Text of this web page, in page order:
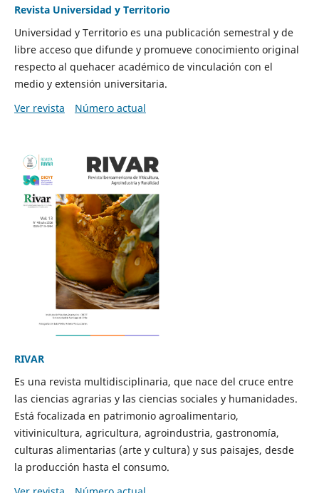
Revista Universidad y Territorio
Universidad y Territorio es una publicación semestral y de
libre acceso que difunde y promueve conocimiento original
respecto al quehacer académico de vinculación con el
medio y extensión universitaria.
Ver revista
Número actual
RIVAR
Es una revista multidisciplinaria, que nace del cruce entre
las ciencias agrarias y las ciencias sociales y humanidades.
Está focalizada en patrimonio agroalimentario,
vitivinicultura, agricultura, agroindustria, gastronomía,
culturas alimentarias (arte y cultura) y sus paisajes, desde
la producción hasta el consumo.